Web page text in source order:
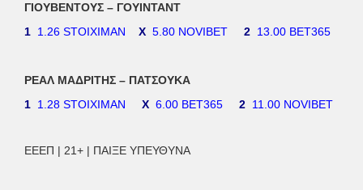
ΓΙΟΥΒΕΝΤΟΥΣ – ΓΟΥΙΝΤΑΝΤ
1 1.26 STOIXIMAN Χ 5.80 NOVIBET 2 13.00 BET365
ΡΕΑΛ ΜΑΔΡΙΤΗΣ – ΠΑΤΣΟΥΚΑ
1 1.28 STOIXIMAN Χ 6.00 BET365 2 11.00 NOVIBET
ΕΕΕΠ | 21+ | ΠΑΙΞΕ ΥΠΕΥΘΥΝΑ